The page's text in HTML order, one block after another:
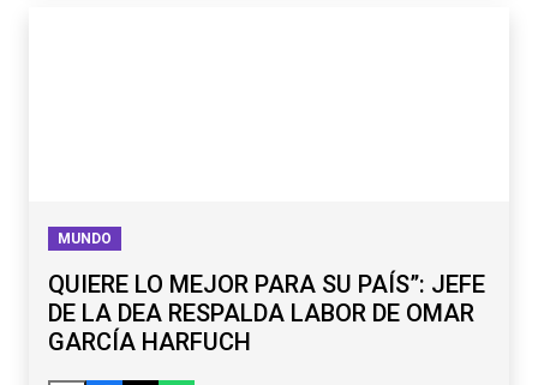
MUNDO
QUIERE LO MEJOR PARA SU PAÍS”: JEFE
DE LA DEA RESPALDA LABOR DE OMAR
GARCÍA HARFUCH